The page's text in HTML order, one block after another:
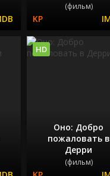
(фильм)
Оно: Добро
пожаловать в
Дерри
(фильм)
HD